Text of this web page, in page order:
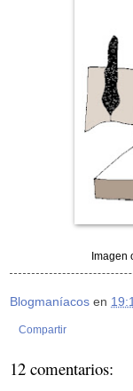
Imagen
Blogmaníacos en
Compartir
12 comentarios: